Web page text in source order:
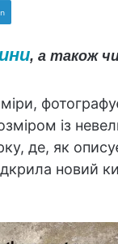
, а також
із
де, як
новий